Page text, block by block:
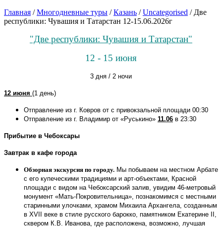
Главная /Многодневные туры /Казань /Uncategorised / Две
республики: Чувашия и Татарстан 12-15.06.2026г
"Две республики: Чувашия и Татарстан"
12 - 15 июня
3 дня / 2 ночи
12 июня (1 день)
Отправление из г. Ковров от с привокзальной площади 00:30
Отправление из г. Владимир от «Руськино» 11.06 в 23:30
Прибытие в Чебоксары
Завтрак в кафе города
Обзорная экскурсия по городу. Мы побываем на местном Арбате
с его купеческими традициями и арт-объектами, Красной
площади с видом на Чебоксарский залив, увидим 46-метровый
монумент «Мать-Покровительница», познакомимся с местными
старинными улочками, храмом Михаила Архангела, созданным
в XVII веке в стиле русского барокко, памятником Екатерине II,
сквером К.В. Иванова, где расположена, возможно, лучшая